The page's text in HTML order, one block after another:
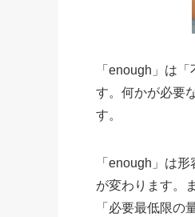
「enough」は
す。何かが必要
す。
「enough」は
が変わります。
「必要最低限の